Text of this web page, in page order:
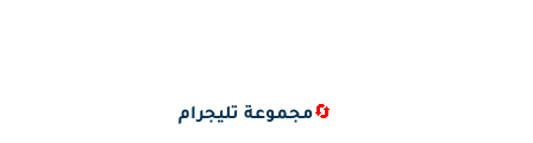
🔄مجموعة تليجرام